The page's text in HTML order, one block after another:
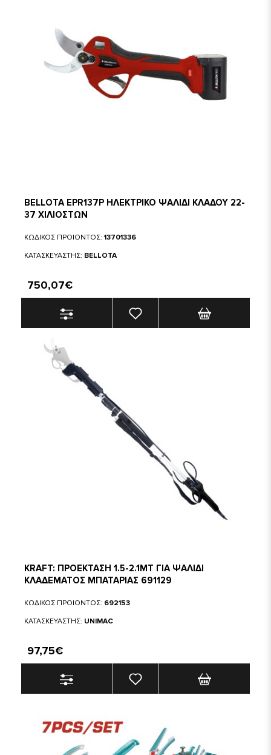
BELLOTA EPR137P ΗΛΕΚΤΡΙΚΟ ΨΑΛΙΔΙ ΚΛΑΔΟΥ 22-
37 ΧΙΛΙΟΣΤΩΝ
ΚΩΔΙΚΟΣ ΠΡΟΙΟΝΤΟΣ:13701336
ΚΑΤΑΣΚΕΥΑΣΤΗΣ: BELLOTA
750,07€
KRAFT: ΠΡΟΕΚΤΑΣΗ 1.5-2.1MT ΓΙΑ ΨΑΛΙΔΙ
ΚΛΑΔΕΜΑΤΟΣ ΜΠΑΤΑΡΙΑΣ 691129
ΚΩΔΙΚΟΣ ΠΡΟΙΟΝΤΟΣ: 692153
ΚΑΤΑΣΚΕΥΑΣΤΗΣ: UNIMAC
97,75€